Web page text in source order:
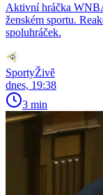
Aktivní hráčka
ženském sportu.
spoluhráček.
SportyŽivě
dnes, 19:38
3 min